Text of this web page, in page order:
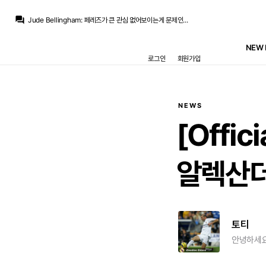
question_answer Jude Bellingham: 페레즈가 큰 관심 없어보이는게 문제인...
올시즌 끝나고 퇴임압박 들어올거라고 봅니다
NEW
로그인 회원가입
NEWS
알렉산
토티
안녕하세